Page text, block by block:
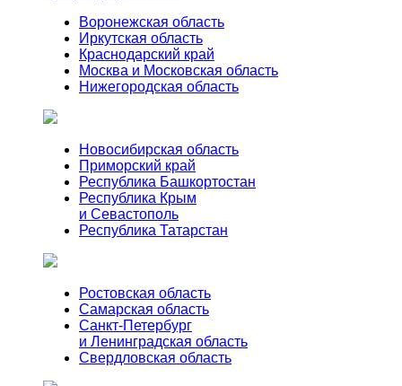
Воронежская область
Иркутская область
Краснодарский край
Москва и Московская область
Нижегородская область
Новосибирская область
Приморский край
Республика Башкортостан
Республика Крым
и Севастополь
Республика Татарстан
Ростовская область
Самарская область
Санкт-Петербург
и Ленинградская область
Свердловская область